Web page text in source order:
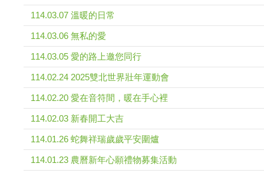
114.03.07 溫暖的日常
114.03.06 無私的愛
114.03.05 愛的路上邀您同行
114.02.24 2025雙北世界壯年運動會
114.02.20 愛在音符間，暖在手心裡
114.02.03 新春開工大吉
114.01.26 蛇舞祥瑞歲歲平安圍爐
114.01.23 農曆新年心願禮物募集活動